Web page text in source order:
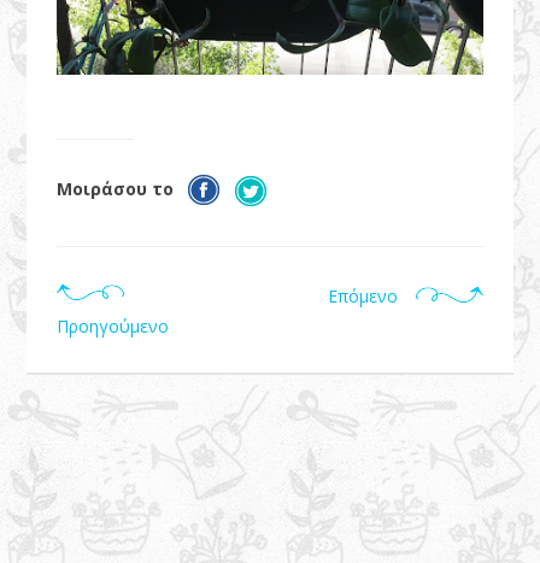
Μοιράσου το
Προηγούμενο
Επόμενο